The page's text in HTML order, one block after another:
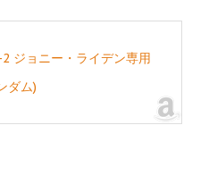
ジョニー・ライデン専用
ダム)